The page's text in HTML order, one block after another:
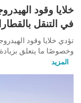
خلايا وقود
في التنقل
تؤدي خلايا وقود
وخصوصًا ما يتعلق
المزيد